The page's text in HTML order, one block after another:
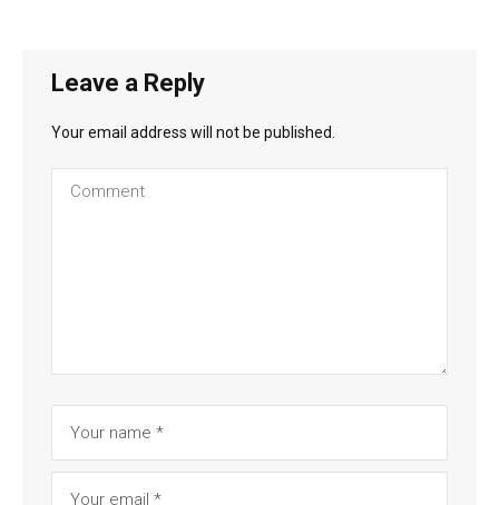
Leave a Reply
Your email address will not be published.